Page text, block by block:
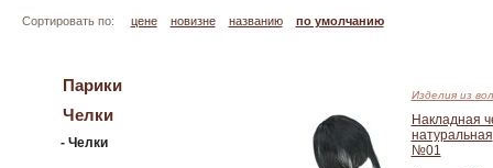
Сортировать по: цене новизне названию по умолчанию
Парики
Челки
-Челки
Изделия из
Накладная
натуральная
№01